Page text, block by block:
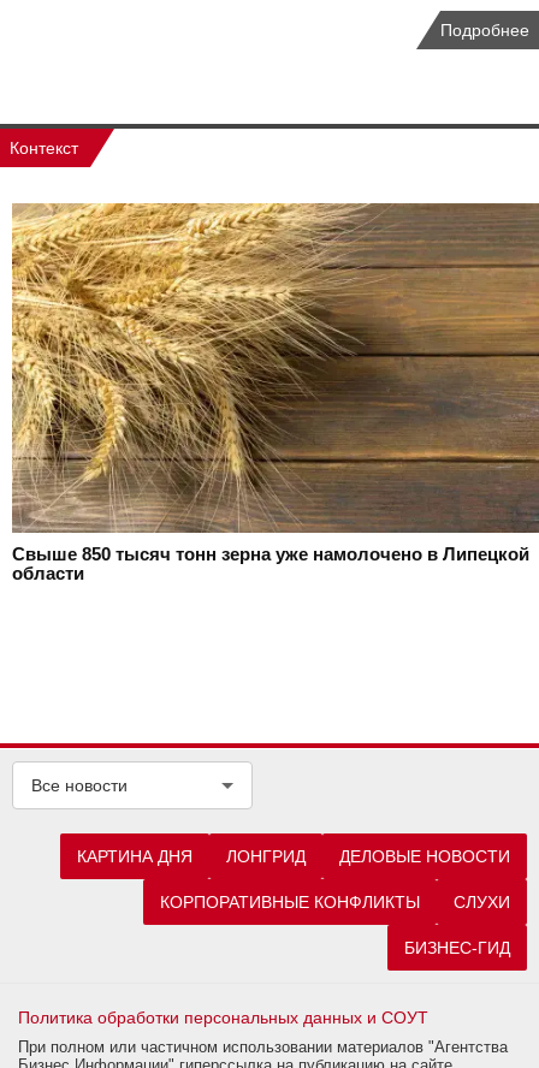
Подробнее
Контекст
Свыше 850 тысяч тонн зерна уже намолочено в Липецкой
области
Все новости
КАРТИНА ДНЯ ЛОНГРИД ДЕЛОВЫЕ НОВОСТИ
КОРПОРАТИВНЫЕ КОНФЛИКТЫ СЛУХИ
БИЗНЕС-ГИД
Политика обработки персональных данных и СОУТ
При полном или частичном использовании материалов "Агентства